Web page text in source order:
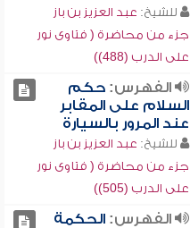
للشيخ: عبد العزيز بن باز
جزء من محاضرة ( فتاوى نور
على الدرب (488))
الفهرس:حكم
السلام على المقابر
عند المرور بالسيارة
للشيخ: عبد العزيز بن باز
جزء من محاضرة ( فتاوى نور
على الدرب (505))
الفهرس:الحكمة